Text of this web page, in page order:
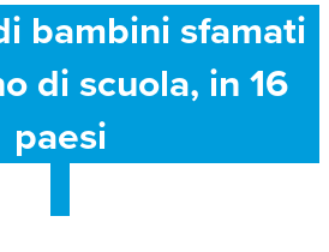
bambini sfamati
di scuola, in 16
paesi